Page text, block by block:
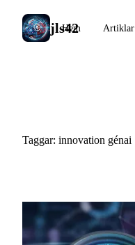
jls42
Hem Artiklar
Taggar: innovation génai